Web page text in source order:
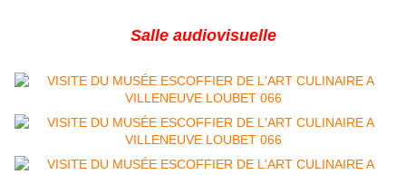
Salle audiovisuelle